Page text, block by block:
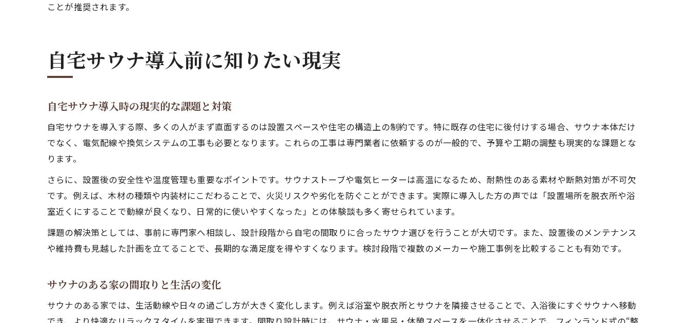
ことが推奨されます。
自宅サウナ導入前に知りたい現実
自宅サウナ導入時の現実的な課題と対策
自宅サウナを導入する際、多くの人がまず直面するのは設置スペースや住宅の構造上の制約です。特に既存の住宅に後付けする場合、サウナ本体だけ
でなく、電気配線や換気システムの工事も必要となります。これらの工事は専門業者に依頼するのが一般的で、予算や工期の調整も現実的な課題とな
ります。
さらに、設置後の安全性や温度管理も重要なポイントです。サウナストーブや電気ヒーターは高温になるため、耐熱性のある素材や断熱対策が不可欠
です。例えば、木材の種類や内装材にこだわることで、火災リスクや劣化を防ぐことができます。実際に導入した方の声では「設置場所を脱衣所や浴
室近くにすることで動線が良くなり、日常的に使いやすくなった」との体験談も多く寄せられています。
課題の解決策としては、事前に専門家へ相談し、設計段階から自宅の間取りに合ったサウナ選びを行うことが大切です。また、設置後のメンテナンス
や維持費も見越した計画を立てることで、長期的な満足度を得やすくなります。検討段階で複数のメーカーや施工事例を比較することも有効です。
サウナのある家の間取りと生活の変化
サウナのある家では、生活動線や日々の過ごし方が大きく変化します。例えば浴室や脱衣所とサウナを隣接させることで、入浴後にすぐサウナへ移動